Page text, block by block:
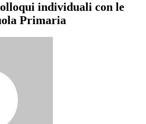
individuali con le
Primaria